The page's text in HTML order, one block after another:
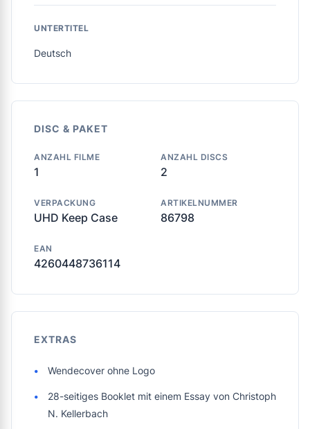
UNTERTITEL
Deutsch
DISC & PAKET
ANZAHL FILME
1
ANZAHL DISCS
2
VERPACKUNG
UHD Keep Case
ARTIKELNUMMER
86798
EAN
4260448736114
EXTRAS
Wendecover ohne Logo
28-seitiges Booklet mit einem Essay von Christoph
N. Kellerbach